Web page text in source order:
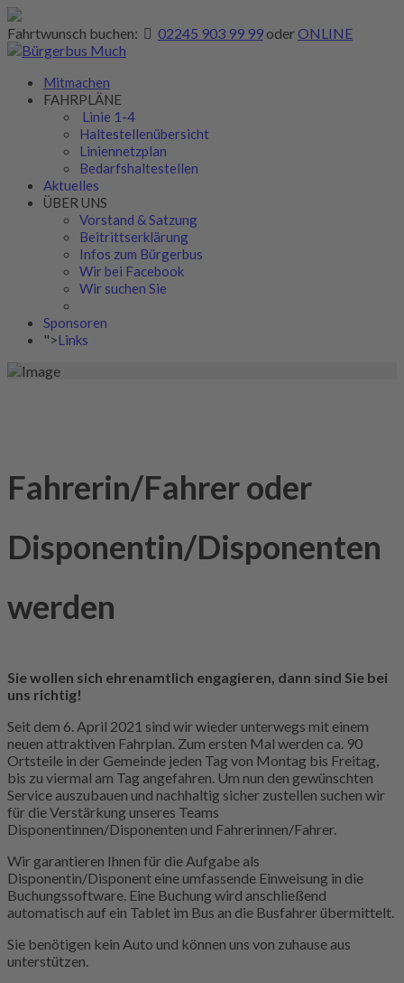
Fahrtwunsch buchen: 02245 903 99 99 oderONLINE
Mitmachen
FAHRPLÄNE
Linie 1-4
Haltestellenübersicht
Liniennetzplan
Bedarfshaltestellen
Aktuelles
ÜBER UNS
Vorstand & Satzung
Beitrittserklärung
Infos zum Bürgerbus
Wir bei Facebook
Wir suchen Sie
Sponsoren
">Links
Fahrerin/Fahrer oder
Disponentin/Disponenten
werden
Sie wollen sich ehrenamtlich engagieren, dann sind Sie bei
uns richtig!
Seit dem 6. April 2021 sind wir wieder unterwegs mit einem
neuen attraktiven Fahrplan. Zum ersten Mal werden ca. 90
Ortsteile in der Gemeinde jeden Tag von Montag bis Freitag,
bis zu viermal am Tag angefahren. Um nun den gewünschten
Service auszubauen und nachhaltig sicher zustellen suchen wir
für die Verstärkung unseres Teams
Disponentinnen/Disponenten und Fahrerinnen/Fahrer.
Wir garantieren Ihnen für die Aufgabe als
Disponentin/Disponent eine umfassende Einweisung in die
Buchungssoftware. Eine Buchung wird anschließend
automatisch auf ein Tablet im Bus an die Busfahrer übermittelt.
Sie benötigen kein Auto und können uns von zuhause aus
unterstützen.